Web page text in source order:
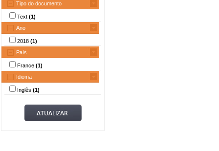
Tipo do documento
Text (1)
Ano
2018 (1)
País
France (1)
Idioma
Inglês (1)